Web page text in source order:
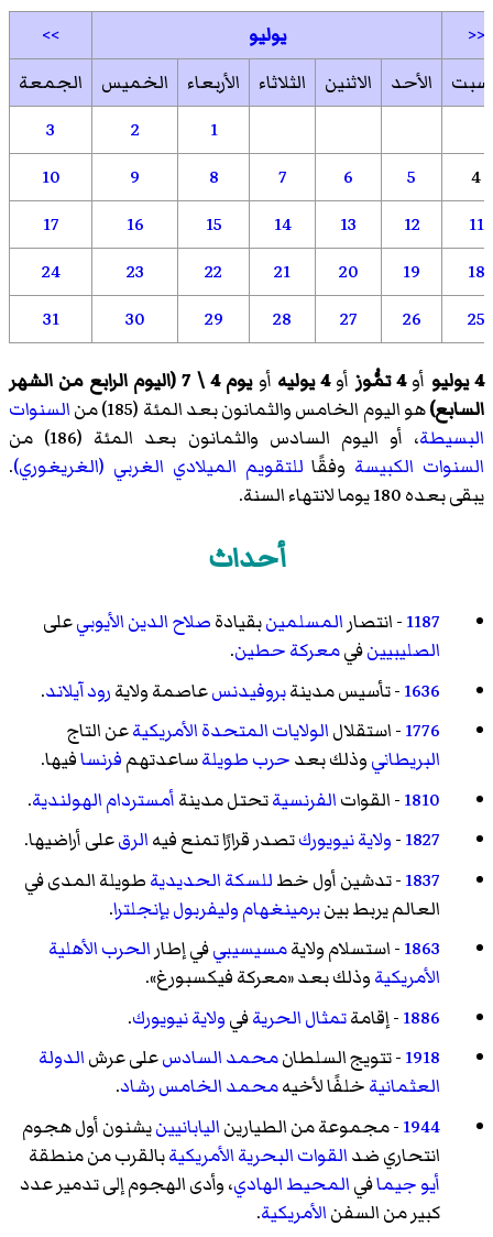
<< يوليو
>>
الأحد الاثنين الثلاثاء الأربعاء الخميس
الجمعة
1
2
3
4
5
6
7
8
9
10
11
12
13
14
15
16
17
18
19
20
21
22
23
24
25
26
27
28
29
30
31
4 يوليو أو4 تمُّوز أو4 يوليه أو
يوم 4 \ 7 (اليوم الرابع من الشهر
السابع)هو اليوم الخامس والثمانون بعد المئة (185) من
السنوات
البسيطة، أو اليوم السادس والثمانون بعد المئة (186) من
السنوات الكبيسة وفقًا للتقويم الميلادي الغربي (الغريغوري).
يبقى بعده 180 يوما لانتهاء السنة.
أحداث
1187- انتصار المسلمينبقيادةصلاح الدين الأيوبيعلى
الصليبيينفيمعركة حطين.
1636- تأسيس مدينةبروفيدنسعاصمة ولايةرود آيلاند.
1776- استقلالالولايات المتحدة الأمريكيةعن التاج
البريطانيوذلك بعدحرب طويلةساعدتهمفرنسافيها.
1810- القواتالفرنسيةتحتل مدينةأمستردامالهولندية.
1827
-ولاية نيويوركتصدر قرارًا تمنع فيهالرقعلى أراضيها.
1837- تدشين أول خطللسكة الحديديةطويلة المدى في
العالم يربط بينبرمينغهاموليفربولبإنجلترا.
1863- استسلام ولايةمسيسيبيفي إطار الحرب الأهلية
الأمريكيةوذلك بعد «معركة فيكسبورغ».
1886- إقامةتمثال الحريةفيولاية نيويورك.
1918- تتويج السلطانمحمد السادسعلى عرشالدولة
العثمانيةخلفًا لأخيهمحمد الخامس رشاد.
1944- مجموعة من الطياريناليابانيينيشنون أول هجوم
انتحاري ضدالقوات البحرية الأمريكيةبالقرب من منطقة
أيو جيمافيالمحيط الهادي، وأدى الهجوم إلى تدمير عدد
كبير من السفنالأمريكية.